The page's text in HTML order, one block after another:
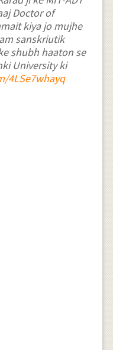
Doctor of
kiya jo mujhe
sanskriutik
shubh haaton se
University ki
4LSe7whayq